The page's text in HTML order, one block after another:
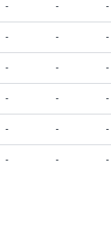
- - -
- - -
- - -
- - -
- - -
- - -